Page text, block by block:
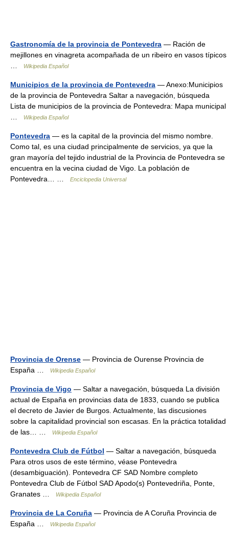
Gastronomía de la provincia de Pontevedra — Ración de
mejillones en vinagreta acompañada de un ribeiro en vasos típicos
Wikipedia Español
Municipios de la provincia de Pontevedra — Anexo:Municipios
de la provincia de Pontevedra Saltar a navegación, búsqueda
Lista de municipios de la provincia de Pontevedra: Mapa municipal
Wikipedia Español
Pontevedra — es la capital de la provincia del mismo nombre.
Como tal, es una ciudad principalmente de servicios, ya que la
gran mayoría del tejido industrial de la Provincia de Pontevedra se
encuentra en la vecina ciudad de Vigo. La población de
Pontevedra… …
Enciclopedia Universal
Provincia de Orense — Provincia de Ourense Provincia de
España …
Wikipedia Español
Provincia de Vigo — Saltar a navegación, búsqueda La división
actual de España en provincias data de 1833, cuando se publica
el decreto de Javier de Burgos. Actualmente, las discusiones
sobre la capitalidad provincial son escasas. En la práctica totalidad
de las… …
Wikipedia Español
Pontevedra Club de Fútbol — Saltar a navegación, búsqueda
Para otros usos de este término, véase Pontevedra
(desambiguación). Pontevedra CF SAD Nombre completo
Pontevedra Club de Fútbol SAD Apodo(s) Pontevedriña, Ponte,
Granates …
Wikipedia Español
Provincia de La Coruña — Provincia de A Coruña Provincia de
España …
Wikipedia Español